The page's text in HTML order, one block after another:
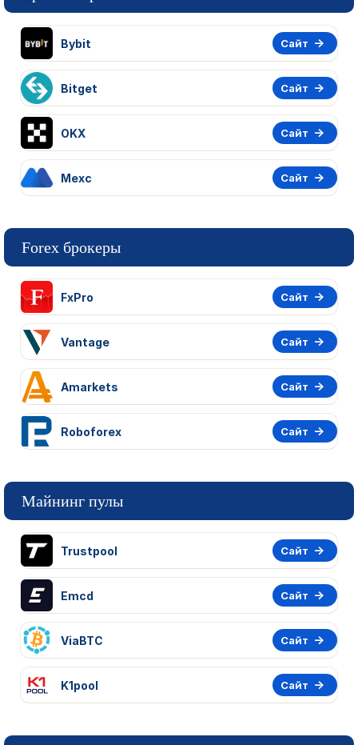
Bybit Сайт
Bitget Сайт
OKX Сайт
Mexc Сайт
Forex брокеры
FxPro Сайт
Vantage Сайт
Amarkets Сайт
Roboforex Сайт
Майнинг пулы
Trustpool Сайт
Emcd Сайт
ViaBTC Сайт
K1pool Сайт